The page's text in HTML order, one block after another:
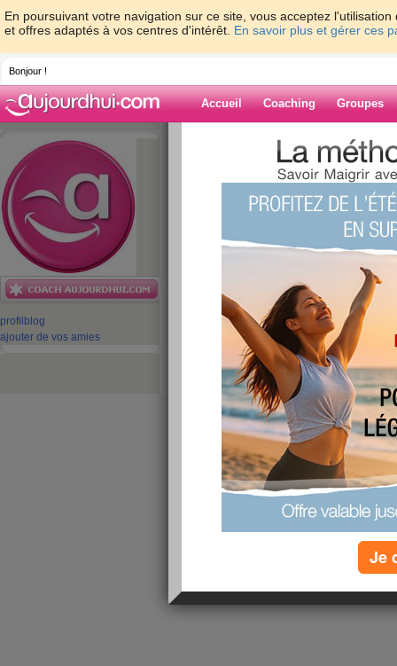
En poursuivant votre navigation sur ce site, vous acceptez
et offres adaptés à vos centres d'intérêt. En savoir plus et gérer ces
Bonjour !
Accueil Coaching Groupes
profil blog
ajouter de vos amies
> equipe-
Blog de equipe-
aujourdhuicom
411 - 420 de 973
11 - 20 21 - 30 31 - 40 41 - 50
41 42 43 44 45
Allez les gars on
vous entend pas
publié le 28/06/2012 à 10:18
L’Espagne s’est qualifiée hier soir pour la
Les deux équipes se sont départagées dans
d’Europe et du monde vont pouvoir défendre
l’Italie ou l’Allemagne. Les coéquipiers d’Iker
Je